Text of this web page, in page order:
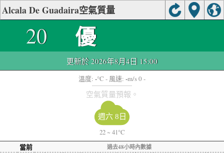
Alcala De Guadaira空氣質量
20 優
更新於 2026年8月4日 15:00
溫度: -°C - 風速: -m/s 0 -
空氣質量預報。
週六 8日
22 ~ 41°C
當前
過去48小時內數據